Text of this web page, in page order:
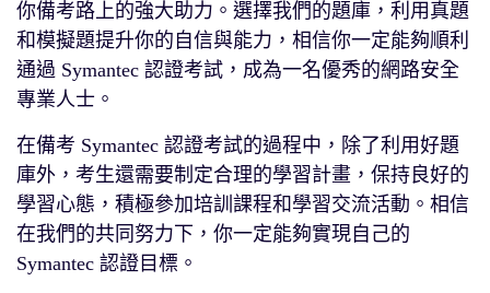
你備考路上的強大助力。選擇我們的題庫，利用真題
和模擬題提升你的自信與能力，相信你一定能夠順利
通過 Symantec 認證考試，成為一名優秀的網路安全
專業人士。
在備考 Symantec 認證考試的過程中，除了利用好題
庫外，考生還需要制定合理的學習計畫，保持良好的
學習心態，積極參加培訓課程和學習交流活動。相信
在我們的共同努力下，你一定能夠實現自己的
Symantec 認證目標。